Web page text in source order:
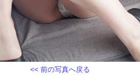
<< 前の写真へ戻る